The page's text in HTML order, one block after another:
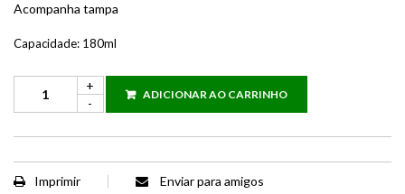
Acompanha tampa
Capacidade: 180ml
ADICIONAR AO CARRINHO
Imprimir Enviar para amigos